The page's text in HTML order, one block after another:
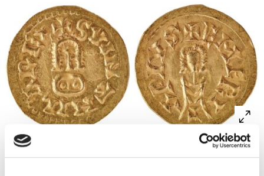
A l’anvers, bust frontal de Suíntila amb diadema de perles